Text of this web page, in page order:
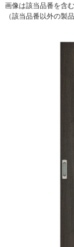
画像は該当品番を含
（該当品番以外の製